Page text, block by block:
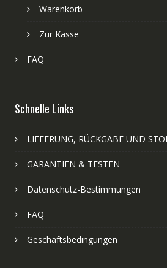
Warenkorb
Zur Kasse
FAQ
Schnelle Links
LIEFERUNG, RÜCKGABE UND
GARANTIEN & TESTEN
Datenschutz-Bestimmungen
FAQ
Geschäftsbedingungen